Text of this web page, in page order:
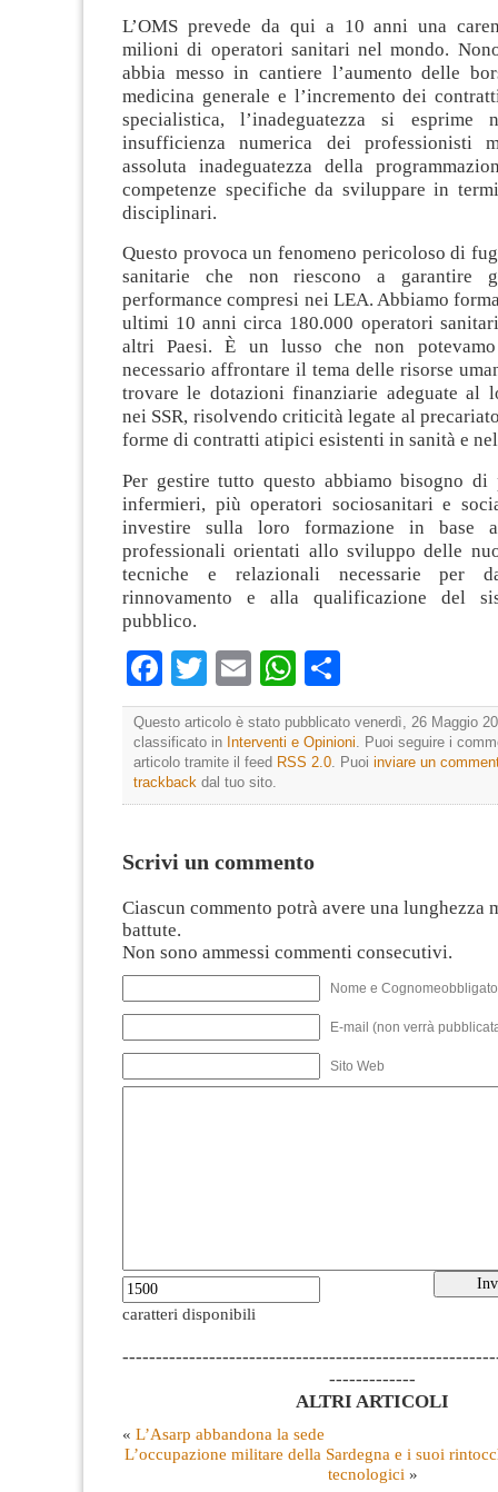
L’OMS prevede da qui a 10 anni una
milioni di operatori sanitari nel mondo.
abbia messo in cantiere l’aumento delle
medicina generale e l’incremento dei
specialistica, l’inadeguatezza si esprime
insufficienza numerica dei professionisti
assoluta inadeguatezza della
competenze specifiche da sviluppare in
disciplinari.
Questo provoca un fenomeno pericoloso di
sanitarie che non riescono a garantire
performance compresi nei LEA. Abbiamo
ultimi 10 anni circa 180.000 operatori
altri Paesi. È un lusso che non
necessario affrontare il tema delle risorse
trovare le dotazioni finanziarie adeguate al
nei SSR, risolvendo criticità legate al
forme di contratti atipici esistenti in sanità e
Per gestire tutto questo abbiamo bisogno
infermieri, più operatori sociosanitari e
investire sulla loro formazione in base
professionali orientati allo sviluppo delle
tecniche e relazionali necessarie per
rinnovamento e alla qualificazione del
pubblico.
Facebook
TwitterEmailWhatsApp
Questo articolo è stato pubblicato venerdì, 26 Maggio
classificato in Interventi e Opinioni . Puoi seguire i
articolo tramite il feed RSS 2.0 . Puoi inviare un
trackback dal tuo sito.
Scrivi un commento
Ciascun commento potrà avere una lunghezza
battute.
Non sono ammessi commenti consecutivi.
Nome e
E-mail (non verrà
Sito Web
caratteri disponibili
-------------
ALTRI ARTICOLI
« L’Asarp abbandona la sede
L’occupazione militare della Sardegna e i suoi
tecnologici »